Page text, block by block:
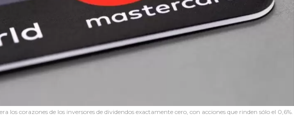
los corazones de los inversores de dividendos exactamente cero, con acciones que rinden sólo el 0,6%.